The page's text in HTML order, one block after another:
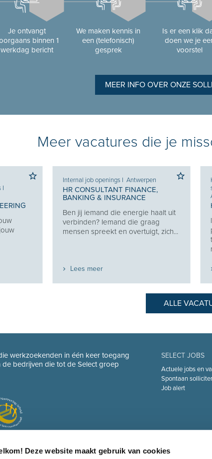
Deze website maakt gebruik van cookies
Je ontvangt
binnen 1
werkdag bericht
We maken kennis in
een (telefonisch)
gesprek
Is er een klik
doen we je
voorstel
MEER INFO OVER ONZE
Meer vacatures die je
I
Internal job openings I Antwerpen
HR CONSULTANT FINANCE,
BANKING & INSURANCE
Ben jij iemand die energie haalt uit
verbinden? Iemand die graag
mensen spreekt en overtuigt, zich...
Lees meer
ALLE
werkzoekenden in één keer toegang
de bedrijven die tot de Select groep
SELECT JOBS
Actuele jobs en
Spontaan
Job alert